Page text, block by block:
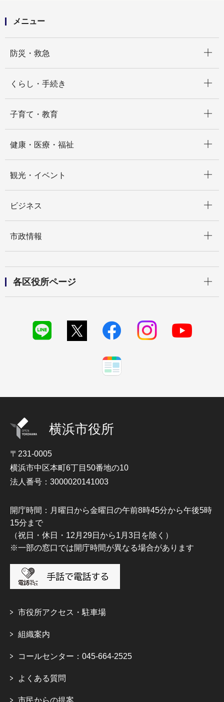
メニュー
防災・救急
くらし・手続き
子育て・教育
健康・医療・福祉
観光・イベント
ビジネス
市政情報
各区役所ページ
横浜市役所
〒231-0005
横浜市中区本町6丁目50番地の10
法人番号：3000020141003
開庁時間：月曜日から金曜日の午前8時45分から午後5時
15分まで
（祝日・休日・12月29日から1月3日を除く）
※一部の窓口では開庁時間が異なる場合があります
市役所アクセス・駐車場
組織案内
コールセンター：045-664-2525
よくある質問
市民からの提案